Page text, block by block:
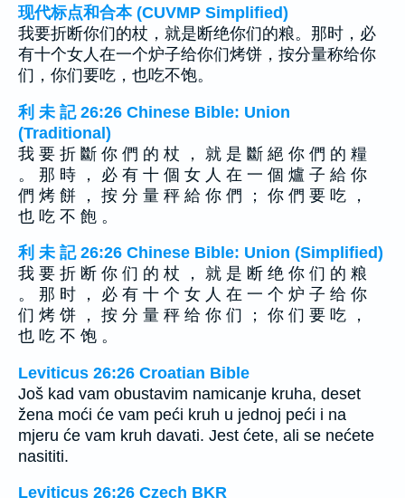
现代标点和合本 (CUVMP Simplified)
我要折断你们的杖，就是断绝你们的粮。那时，必
有十个女人在一个炉子给你们烤饼，按分量称给你
们，你们要吃，也吃不饱。
利 未 記 26:26 Chinese Bible: Union
(Traditional)
我 要 折 斷 你 們 的 杖 ， 就 是 斷 絕 你 們 的 糧
。 那 時 ， 必 有 十 個 女 人 在 一 個 爐 子 給 你
們 烤 餅 ， 按 分 量 秤 給 你 們 ； 你 們 要 吃 ，
也 吃 不 飽 。
利 未 記 26:26 Chinese Bible: Union (Simplified)
我 要 折 断 你 们 的 杖 ， 就 是 断 绝 你 们 的 粮
。 那 时 ， 必 有 十 个 女 人 在 一 个 炉 子 给 你
们 烤 饼 ， 按 分 量 秤 给 你 们 ； 你 们 要 吃 ，
也 吃 不 饱 。
Leviticus 26:26 Croatian Bible
Još kad vam obustavim namicanje kruha, deset
žena moći će vam peći kruh u jednoj peći i na
mjeru će vam kruh davati. Jest ćete, ali se nećete
nasititi.
Leviticus 26:26 Czech BKR